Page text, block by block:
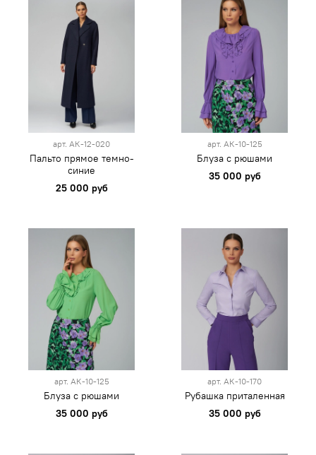
арт. АК-12-020
Пальто прямое темно-
синие
25 000 руб
арт. АК-10-125
Блуза с рюшами
35 000 руб
арт. АК-10-125
Блуза с рюшами
35 000 руб
арт. АК-10-170
Рубашка приталенная
35 000 руб